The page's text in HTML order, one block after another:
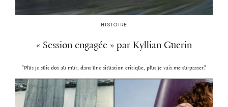
HISTOIRE
« Session engagée » par Kyllian Guerin
"Plus je suis dos au mur, dans une situation critique, plus je vais me surpasser."